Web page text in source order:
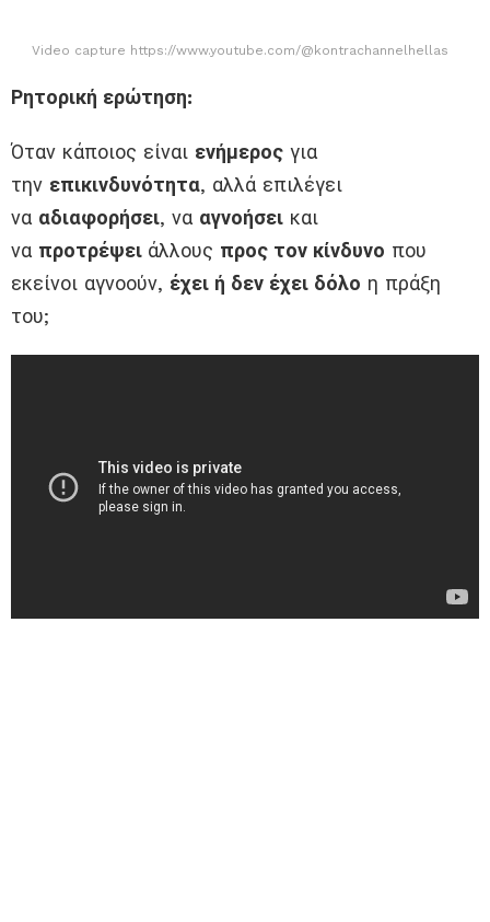
Video capture https://www.youtube.com/@kontrachannelhellas
Ρητορική ερώτηση:
Όταν κάποιος είναι ενήμερος για
την επικινδυνότητα, αλλά επιλέγει
να αδιαφορήσει, να αγνοήσει και
να προτρέψει άλλους προς τον κίνδυνο που
εκείνοι αγνοούν, έχει ή δεν έχει δόλο η πράξη
του;